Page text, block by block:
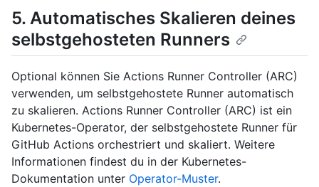
5. Automatisches Skalieren deines
selbstgehosteten Runners
Optional können Sie Actions Runner Controller (ARC)
verwenden, um selbstgehostete Runner automatisch
zu skalieren. Actions Runner Controller (ARC) ist ein
Kubernetes-Operator, der selbstgehostete Runner für
GitHub Actions orchestriert und skaliert. Weitere
Informationen findest du in der Kubernetes-
Dokumentation unter Operator-Muster.